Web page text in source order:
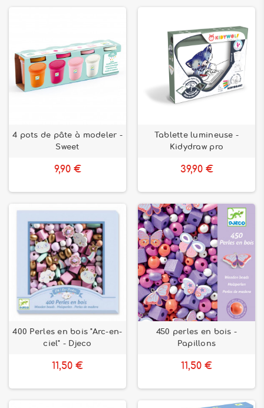
4 pots de pâte à modeler -
Sweet
9,90 €
Tablette lumineuse -
Kidydraw pro
39,90 €
400 Perles en bois "Arc-en-
ciel" - Djeco
11,50 €
450 perles en bois -
Papillons
11,50 €